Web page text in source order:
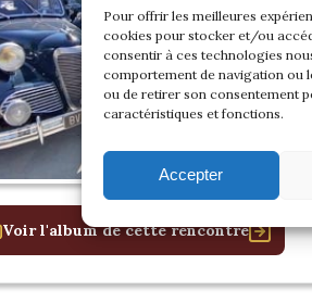
Pour offrir les meilleures
cookies pour stocker et/ou
consentir à ces technologies
comportement de navigation ou
ou de retirer son consentement
caractéristiques et fonctions.
Accepter
Voir l'album de cette rencontre